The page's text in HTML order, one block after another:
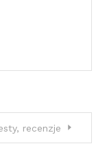
recenzje